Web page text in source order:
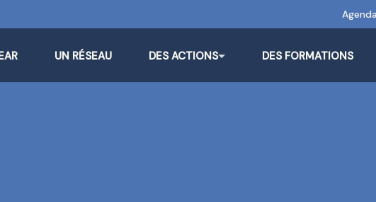
UN RÉSEAU DES ACTIONS DES FORMATIONS